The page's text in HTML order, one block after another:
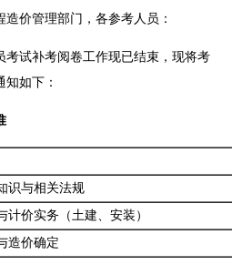
价管理部门，各参考人员：
考试补考阅卷工作现已结束，现将考
如下：
识与相关法规
计价实务（土建、安装）
造价确定